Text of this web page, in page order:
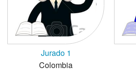
Jurado 1
Colombia